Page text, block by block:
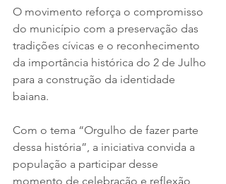
O movimento reforça o compromisso
do município com a preservação das
tradições cívicas e o reconhecimento
da importância histórica do 2 de Julho
para a construção da identidade
baiana.
Com o tema “Orgulho de fazer parte
dessa história”, a iniciativa convida a
população a participar desse
momento de celebração e reflexão